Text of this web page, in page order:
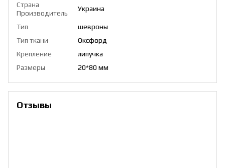
Страна
Производитель
Украина
Тип
шевроны
Тип ткани
Оксфорд
Крепление
липучка
Размеры
20*80 мм
Отзывы